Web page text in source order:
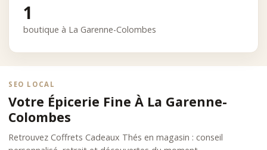
1
boutique à La Garenne-Colombes
SEO LOCAL
Votre Épicerie Fine À La Garenne-
Colombes
Retrouvez Coffrets Cadeaux Thés en magasin : conseil